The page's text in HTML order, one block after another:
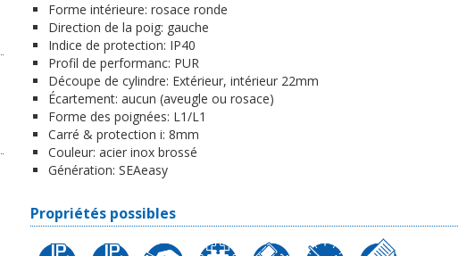
Forme intérieure: rosace ronde
Direction de la poig: gauche
Indice de protection: IP40
Profil de performanc: PUR
Découpe de cylindre: Extérieur, intérieur 22mm
Écartement: aucun (aveugle ou rosace)
Forme des poignées: L1/L1
Carré & protection i: 8mm
Couleur: acier inox brossé
Génération: SEAeasy
Propriétés possibles